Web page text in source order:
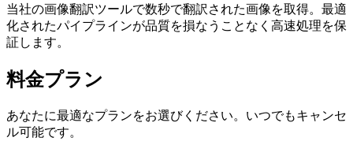
当社の画像翻訳ツールで数秒で翻訳された画像を取得。最適
化されたパイプラインが品質を損なうことなく高速処理を保
証します。
料金プラン
あなたに最適なプランをお選びください。いつでもキャンセ
ル可能です。